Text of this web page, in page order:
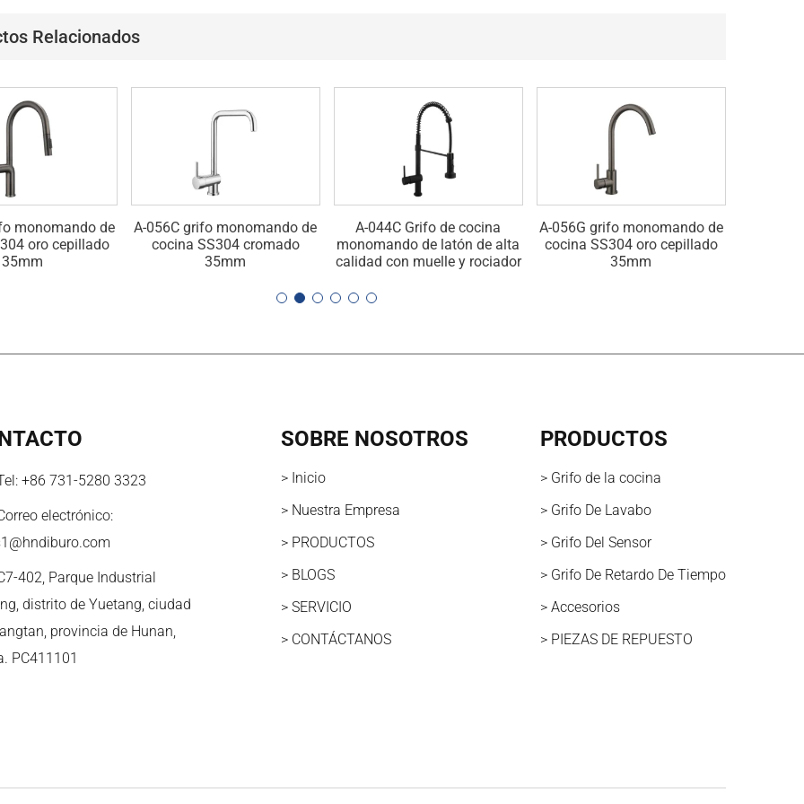
Relacionados
monomando de
oro cepillado
35mm
A-056C grifo monomando de
cocina SS304 cromado
35mm
A-044C Grifo de cocina
monomando de latón de alta
calidad con muelle y rociador
A-056G grifo monomando de
cocina SS304 oro cepillado
35mm
+86 731-5280 3323
electrónico:
402, Parque Industrial
distrito de Yuetang, ciudad
provincia de Hunan,
PC411101
SOBRE NOSOTROS
> Inicio
> Nuestra Empresa
> PRODUCTOS
> BLOGS
> SERVICIO
> CONTÁCTANOS
PRODUCTOS
> Grifo de la cocina
> Grifo De Lavabo
> Grifo Del Sensor
> Grifo De Retardo De Tiempo
> Accesorios
> PIEZAS DE REPUESTO